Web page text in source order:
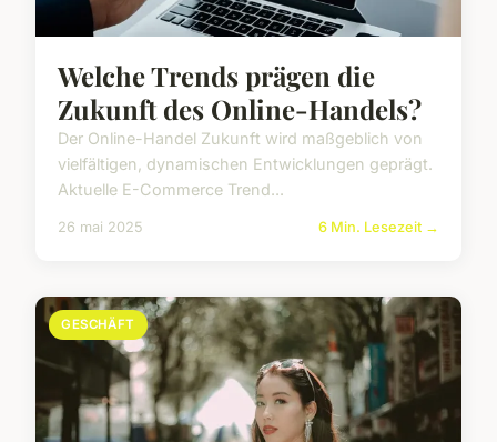
Welche Trends prägen die
Zukunft des Online-Handels?
Der Online-Handel Zukunft wird maßgeblich von
vielfältigen, dynamischen Entwicklungen geprägt.
Aktuelle E-Commerce Trend...
26 mai 2025 6 Min. Lesezeit →
GESCHÄFT